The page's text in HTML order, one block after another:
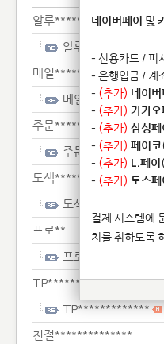
알루
알루
메일*********
메일*********
주문***********
주문***********
도색*******
도색*******
프로**
프로**
TP*************
TP*************
친절**************
네이버페이 및
- 신용카드 / 피
- 은행입금 / 계
- (추가) 네이
- (추가) 카카오
- (추가) 삼성페
- (추가) 페이코
- (추가) L.페이
- (추가) 토스페
결제 시스템에
치를 취하도록